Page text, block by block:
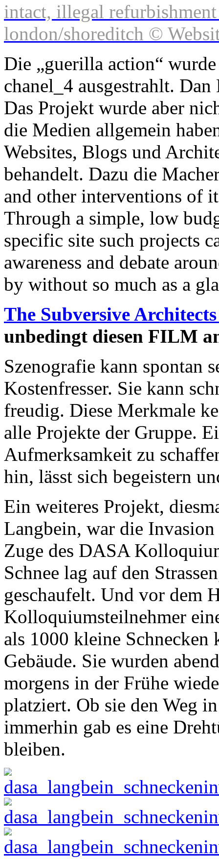
intact, illegal
london/shoreditch ©
Die „guerilla action“
chanel_4 ausgestrahlt.
Das Projekt wurde aber
die Medien allgemein
Websites, Blogs und
behandelt. Dazu die
and other interventions of
Through a simple, low
specific site such projects
awareness and debate
by without so much as a
The Subversive
unbedingt diesen FILM
Szenografie kann spontan
Kostenfresser. Sie kann
freudig. Diese Merkmale
alle Projekte der Gruppe.
Aufmerksamkeit zu
hin, lässt sich begeistern
Ein weiteres Projekt,
Langbein, war die
Zuge des DASA
Schnee lag auf den
geschaufelt. Und vor dem
Kolloquiumsteilnehmer
als 1000 kleine Schnecken
Gebäude. Sie wurden
morgens in der Frühe
platziert. Ob sie den Weg
immerhin gab es eine
bleiben.